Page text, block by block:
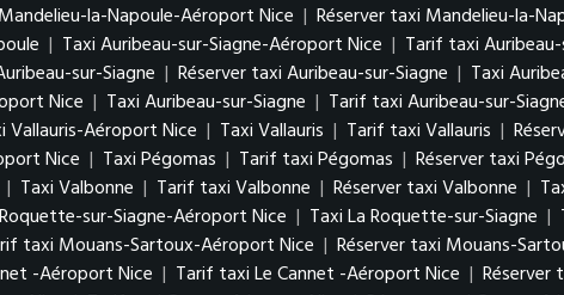
la-Napoule-Aéroport Nice | Réserver taxi Mandelieu-la-
| Taxi Auribeau-sur-Siagne-Aéroport Nice | Tarif taxi
sur-Siagne | Réserver taxi Auribeau-sur-Siagne | Taxi
Nice | Taxi Auribeau-sur-Siagne | Tarif taxi Auribeau-sur-
Vallauris-Aéroport Nice | Taxi Vallauris | Tarif taxi Vallauris |
Nice | Taxi Pégomas | Tarif taxi Pégomas | Réserver taxi
| Taxi Valbonne | Tarif taxi Valbonne | Réserver taxi Valbonne |
sur-Siagne-Aéroport Nice | Taxi La Roquette-sur-Siagne |
taxi Mouans-Sartoux-Aéroport Nice | Réserver taxi Mouans-
-Aéroport Nice | Tarif taxi Le Cannet -Aéroport Nice | Réserver